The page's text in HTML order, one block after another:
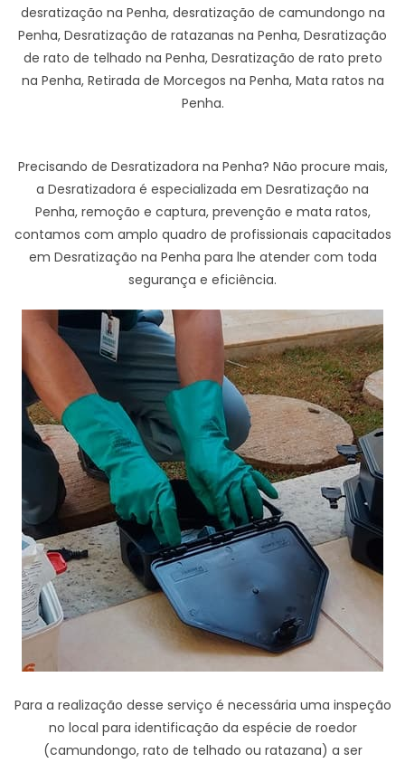
desratização na Penha, desratização de camundongo na
Penha, Desratização de ratazanas na Penha, Desratização
de rato de telhado na Penha, Desratização de rato preto
na Penha, Retirada de Morcegos na Penha, Mata ratos na
Penha.
Precisando de Desratizadora na Penha? Não procure mais,
a Desratizadora é especializada em Desratização na
Penha, remoção e captura, prevenção e mata ratos,
contamos com amplo quadro de profissionais capacitados
em Desratização na Penha para lhe atender com toda
segurança e eficiência.
Para a realização desse serviço é necessária uma inspeção
no local para identificação da espécie de roedor
(camundongo, rato de telhado ou ratazana) a ser